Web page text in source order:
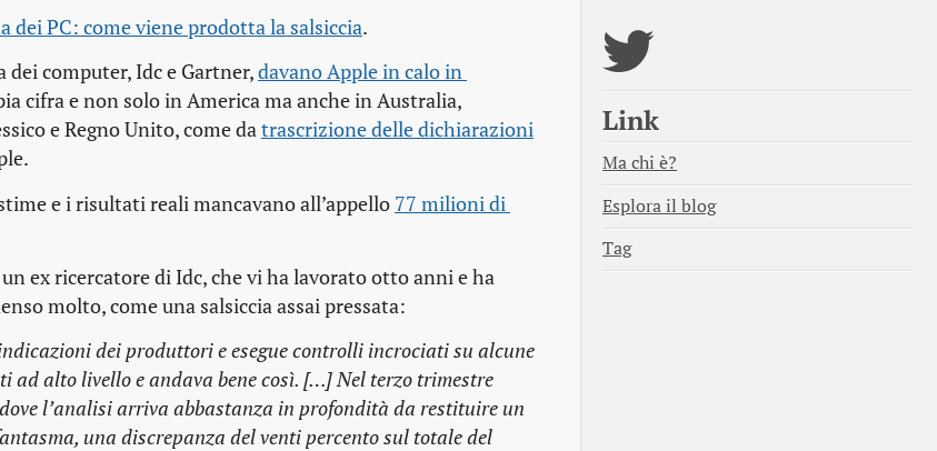
dei PC: come viene prodotta la salsiccia.
computer, Idc e Gartner,davano Apple in calo in
cifra e non solo in America ma anche in Australia,
e Regno Unito, come datrascrizione delle dichiarazioni
e i risultati reali mancavano all’appello 77 milioni di
ex ricercatore di Idc, che vi ha lavorato otto anni e ha
molto, come una salsiccia assai pressata:
dei produttori e esegue controlli incrociati su alcune
ad alto livello e andava bene così. […] Nel terzo trimestre
l’analisi arriva abbastanza in profondità da restituire un
una discrepanza del venti percento sul totale del
Link
Ma chi è?
Esplora il blog
Tag